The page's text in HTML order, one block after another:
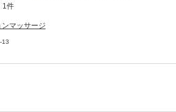
1件
マッサージ